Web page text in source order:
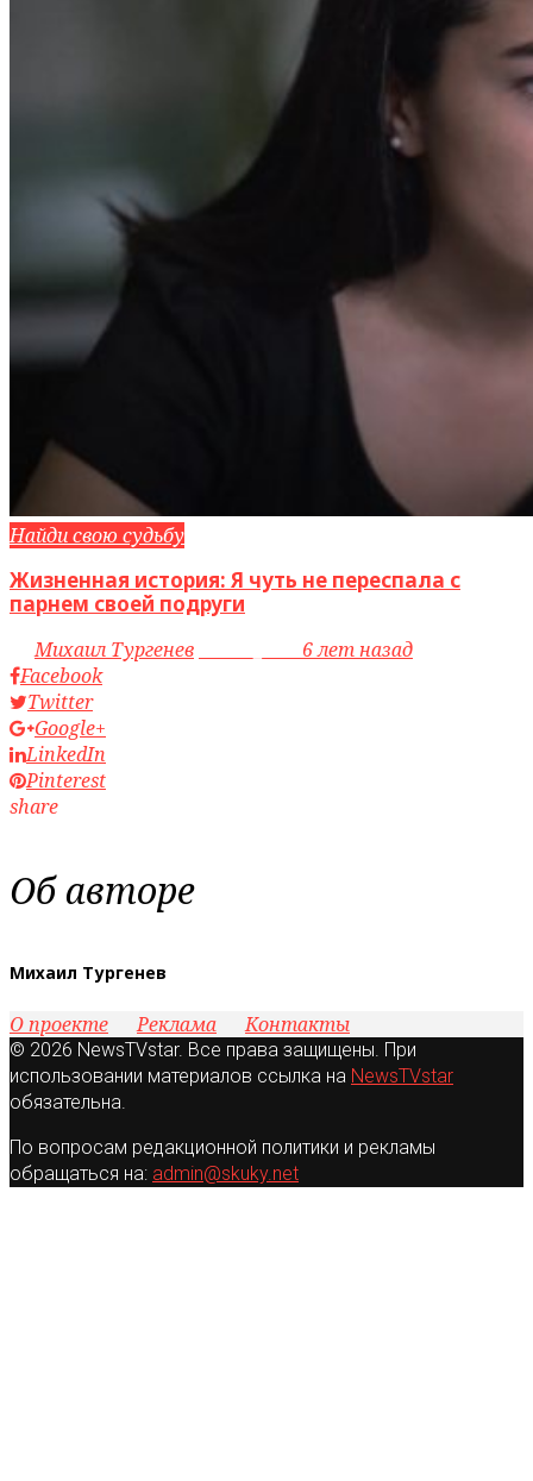
Найди свою судьбу
Жизненная история: Я чуть не переспала с
парнем своей подруги
byМихаил Тургенев
6 лет назад
Facebook
Twitter
Google+
LinkedIn
Pinterest
share
Об авторе
Михаил Тургенев
О проекте Реклама Контакты
© 2026 NewsTVstar. Все права защищены. При
использовании материалов ссылка на NewsTVstar
обязательна.
По вопросам редакционной политики и рекламы
обращаться на: admin@skuky.net